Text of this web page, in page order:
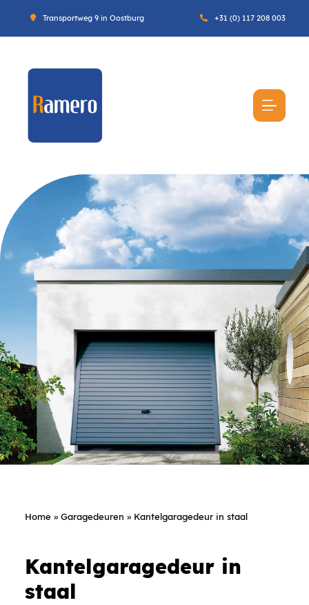
Transportweg 9 in Oostburg +31 (0) 117 208 003
Home » Garagedeuren » Kantelgaragedeur in staal
Kantelgaragedeur in
staal